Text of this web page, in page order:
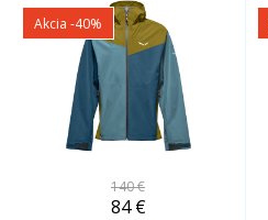
Akcia -40%
140 €
84 €